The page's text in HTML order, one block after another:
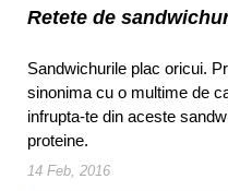
Retete de
Sandwichurile plac oricui.
sinonima cu o multime de
infrupta-te din aceste
proteine.
14 Feb, 2016